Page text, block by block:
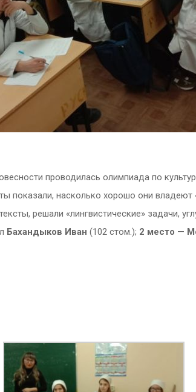
проводилась олимпиада по
показали, насколько хорошо они
решали «лингвистические» задачи,
Бахандыков Иван (102 стом.); 2 место —